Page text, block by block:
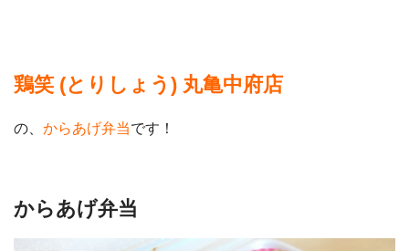
鶏笑 (とりしょう) 丸亀中府店
の、 からあげ弁当です！
からあげ弁当